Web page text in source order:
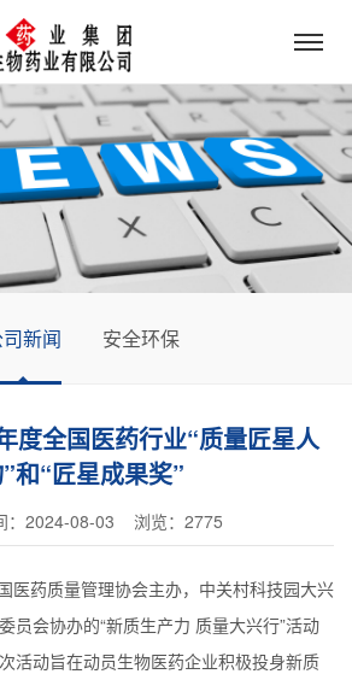
新闻 安全环保
度全国医药行业“质量匠星人
和“匠星成果奖”
：2024-08-03 浏览： 2775
医药质量管理协会主办，中关村科技园大兴
员会协办的“新质生产力 质量大兴行”活动
活动旨在动员生物医药企业积极投身新质